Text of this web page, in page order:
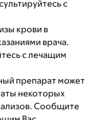
с
крови в
врача.
с лечащим
препарат может
некоторых
Сообщите